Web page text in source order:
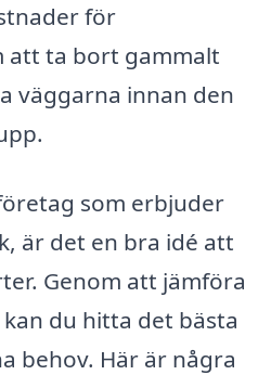
för
att ta bort gammalt
väggarna innan den
som erbjuder
är det en bra idé att
Genom att jämföra
du hitta det bästa
behov. Här är några